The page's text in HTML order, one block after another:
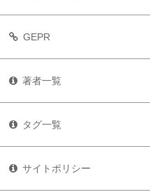
GEPR
著者一覧
タグ一覧
サイトポリシー